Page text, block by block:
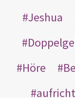
Jeshua
Höre